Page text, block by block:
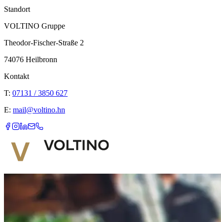
Standort
VOLTINO Gruppe
Theodor-Fischer-Straße 2
74076 Heilbronn
Kontakt
T: 07131 / 3850 627
E: mail@voltino.hn